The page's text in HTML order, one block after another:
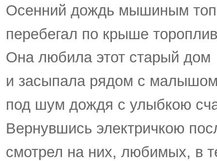
Осенний дождь мышиным
перебегал по крыше
Она любила этот старый дом
и засыпала рядом с
под шум дождя с улыбкою
Вернувшись электричкою
смотрел на них, любимых, в